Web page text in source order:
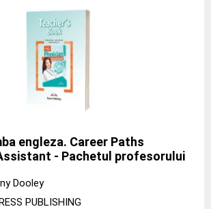
engleza. Career Paths
- Pachetul profesorului
Dooley
PUBLISHING